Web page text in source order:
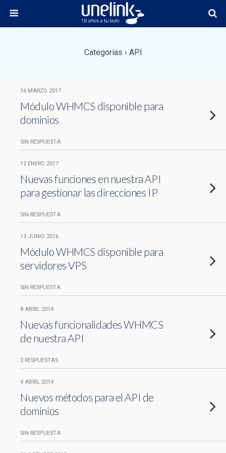
Categorías › API
16 MARZO 2017
Módulo WHMCS disponible para
dominios
SIN RESPUESTA
12 ENERO 2017
Nuevas funciones en nuestra API
para gestionar las direcciones IP
SIN RESPUESTA
13 JUNIO 2016
Módulo WHMCS disponible para
servidores VPS
SIN RESPUESTA
8 ABRIL 2014
Nuevas funcionalidades WHMCS
de nuestra API
2 RESPUESTAS
4 ABRIL 2014
Nuevos métodos para el API de
dominios
SIN RESPUESTA